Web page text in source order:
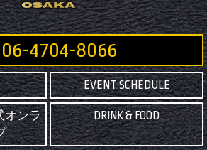
06-4704-8066
EVENT SCHEDULE
オンラ
DRINK & FOOD